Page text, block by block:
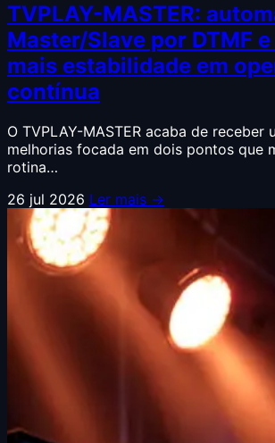
TVPLAY-MASTER:
Master/Slave por DTMF
mais estabilidade em
contínua
O TVPLAY-MASTER acaba de receber
melhorias focada em dois pontos que
rotina…
26 jul 2026 Ler mais →